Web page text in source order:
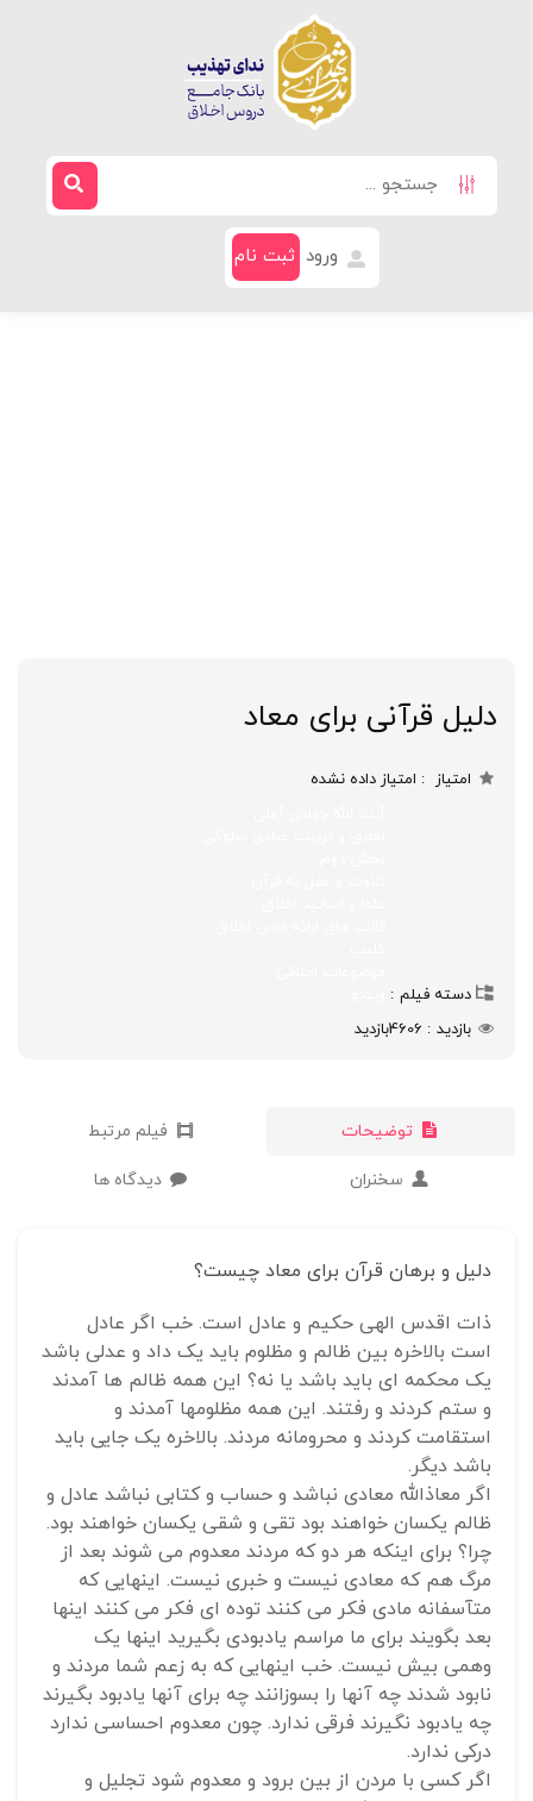
ورود ثبت نام
دلیل قرآنی برای معاد
امتیاز امتیاز داده نشده
دسته فیلم
بازدید
4606بازدید
توضیحات فیلم مرتبط
سخنران دیدگاه ها
دلیل و برهان قرآن برای معاد چیست؟
ذات اقدس الهی حکیم و عادل است. خب اگر عادل
است بالاخره بین ظالم و مظلوم باید یک داد و عدلی باشد
یک محکمه ای باید باشد یا نه؟ این همه ظالم ها آمدند
و ستم کردند و رفتند. این همه مظلومها آمدند و
استقامت کردند و محرومانه مردند. بالاخره یک جایی باید
باشد دیگر.
اگر معاذالله معادی نباشد و حساب و کتابی نباشد عادل و
ظالم یکسان خواهند بود تقی و شقی یکسان خواهند بود.
چرا؟ برای اینکه هر دو که مردند معدوم می شوند بعد از
مرگ هم که معادی نیست و خبری نیست. اینهایی که
متآسفانه مادی فکر می کنند توده ای فکر می کنند اینها
بعد بگویند برای ما مراسم یادبودی بگیرید اینها یک
وهمی بیش نیست. خب اینهایی که به زعم شما مردند و
نابود شدند چه آنها را بسوزانند چه برای آنها یادبود بگیرند
چه یادبود نگیرند فرقی ندارد. چون معدوم احساسی ندارد
درکی ندارد.
اگر کسی با مردن از بین برود و معدوم شود تجلیل و